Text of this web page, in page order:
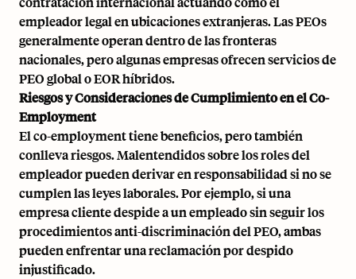
empleador legal en ubicaciones extranjeras. Las PEOs
generalmente operan dentro de las fronteras
nacionales, pero algunas empresas ofrecen servicios de
PEO global o EOR híbridos.
Riesgos y Consideraciones de Cumplimiento en el Co-
Employment
El co-employment tiene beneficios, pero también
conlleva riesgos. Malentendidos sobre los roles del
empleador pueden derivar en responsabilidad si no se
cumplen las leyes laborales. Por ejemplo, si una
empresa cliente despide a un empleado sin seguir los
procedimientos anti-discriminación del PEO, ambas
pueden enfrentar una reclamación por despido
injustificado.